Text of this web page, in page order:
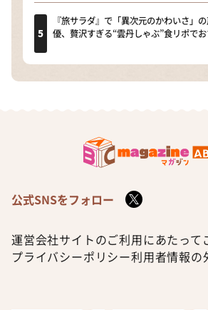
『旅サラダ』で「異次元のかわいさ」
優、贅沢すぎる“雲丹しゃぶ”食リポで
公式SNSをフォロー
運営会社サイトのご利用にあたって
プライバシーポリシー利用者情報の